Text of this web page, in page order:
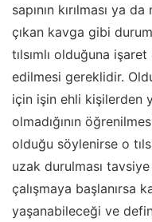
sapının kırılması ya
çıkan kavga gibi
tılsımlı olduğuna
edilmesi gereklidir.
için işin ehli kişilerden
olmadığının
olduğu söylenirse o
uzak durulması
çalışmaya başlanırsa
yaşanabileceği ve